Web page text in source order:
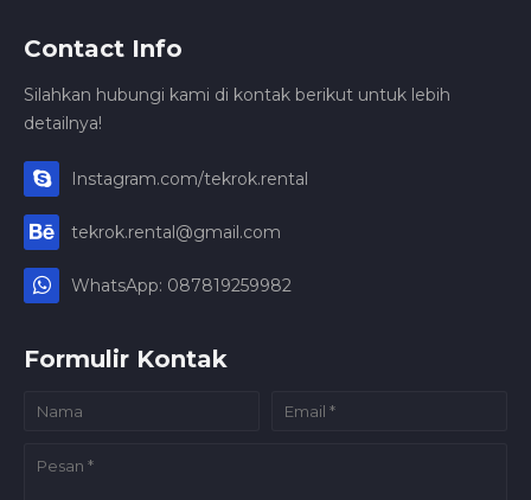
Contact Info
Silahkan hubungi kami di kontak berikut untuk lebih
detailnya!
Instagram.com/tekrok.rental
tekrok.rental@gmail.com
WhatsApp: 087819259982
Formulir Kontak